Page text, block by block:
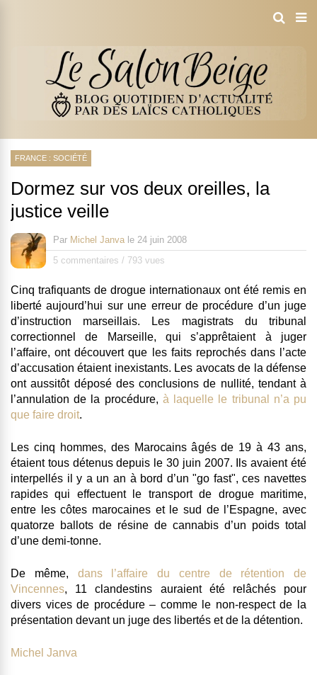
FRANCE : SOCIÉTÉ
Dormez sur vos deux oreilles, la
justice veille
Par Michel Janva le 24 juin 2008
5 commentaires / 793 vues
Cinq trafiquants de drogue internationaux ont été remis en
liberté aujourd’hui sur une erreur de procédure d’un juge
d’instruction marseillais. Les magistrats du tribunal
correctionnel de Marseille, qui s’apprêtaient à juger
l’affaire, ont découvert que les faits reprochés dans l’acte
d’accusation étaient inexistants. Les avocats de la défense
ont aussitôt déposé des conclusions de nullité, tendant à
l’annulation de la procédure, à laquelle le tribunal n’a pu
que faire droit.
Les cinq hommes, des Marocains âgés de 19 à 43 ans,
étaient tous détenus depuis le 30 juin 2007. Ils avaient été
interpellés il y a un an à bord d’un "go fast",ces navettes
rapides qui effectuent le transport de drogue maritime,
entre les côtes marocaines et le sud de l’Espagne, avec
quatorze ballots de résine de cannabis d’un poids total
d’une demi-tonne.
De même, dans l’affaire du centre de rétention de
Vincennes, 11 clandestins auraient été relâchés pour
divers vices de procédure– comme le non-respect de la
présentation devant un juge des libertés et de la détention.
Michel Janva